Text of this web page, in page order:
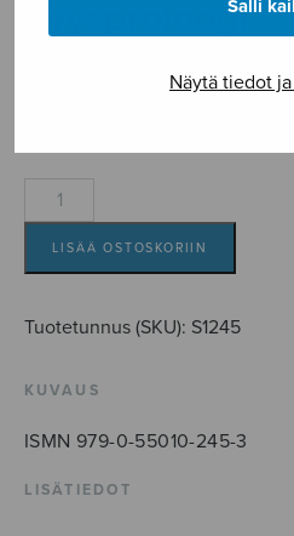
Salli
Näytä tiedot
Syysproloogi
Syysproloogi
määrä
LISÄÄ OSTOSKORIIN
Tuotetunnus (SKU): S1245
KUVAUS
ISMN 979-0-55010-245-3
LISÄTIEDOT